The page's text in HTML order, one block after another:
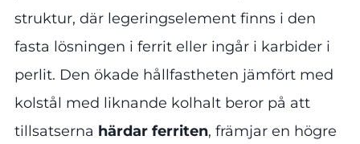
struktur, där legeringselement finns i den
fasta lösningen i ferrit eller ingår i karbider i
perlit. Den ökade hållfastheten jämfört med
kolstål med liknande kolhalt beror på att
tillsatserna härdar ferriten, främjar en högre